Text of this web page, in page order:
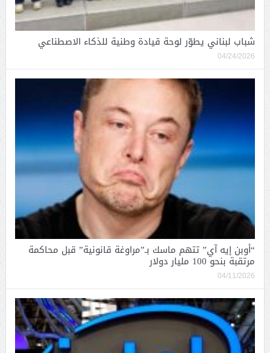
شباب لبناني يطوّر لوحة قيادة وطنية للذكاء الاصطناعي
04/24/2026
“أوبن إيه آي” تتهم ماسك بـ”مراوغة قانونية” قبل محاكمة
مرتقبة بنحو 100 مليار دولار
04/11/2026